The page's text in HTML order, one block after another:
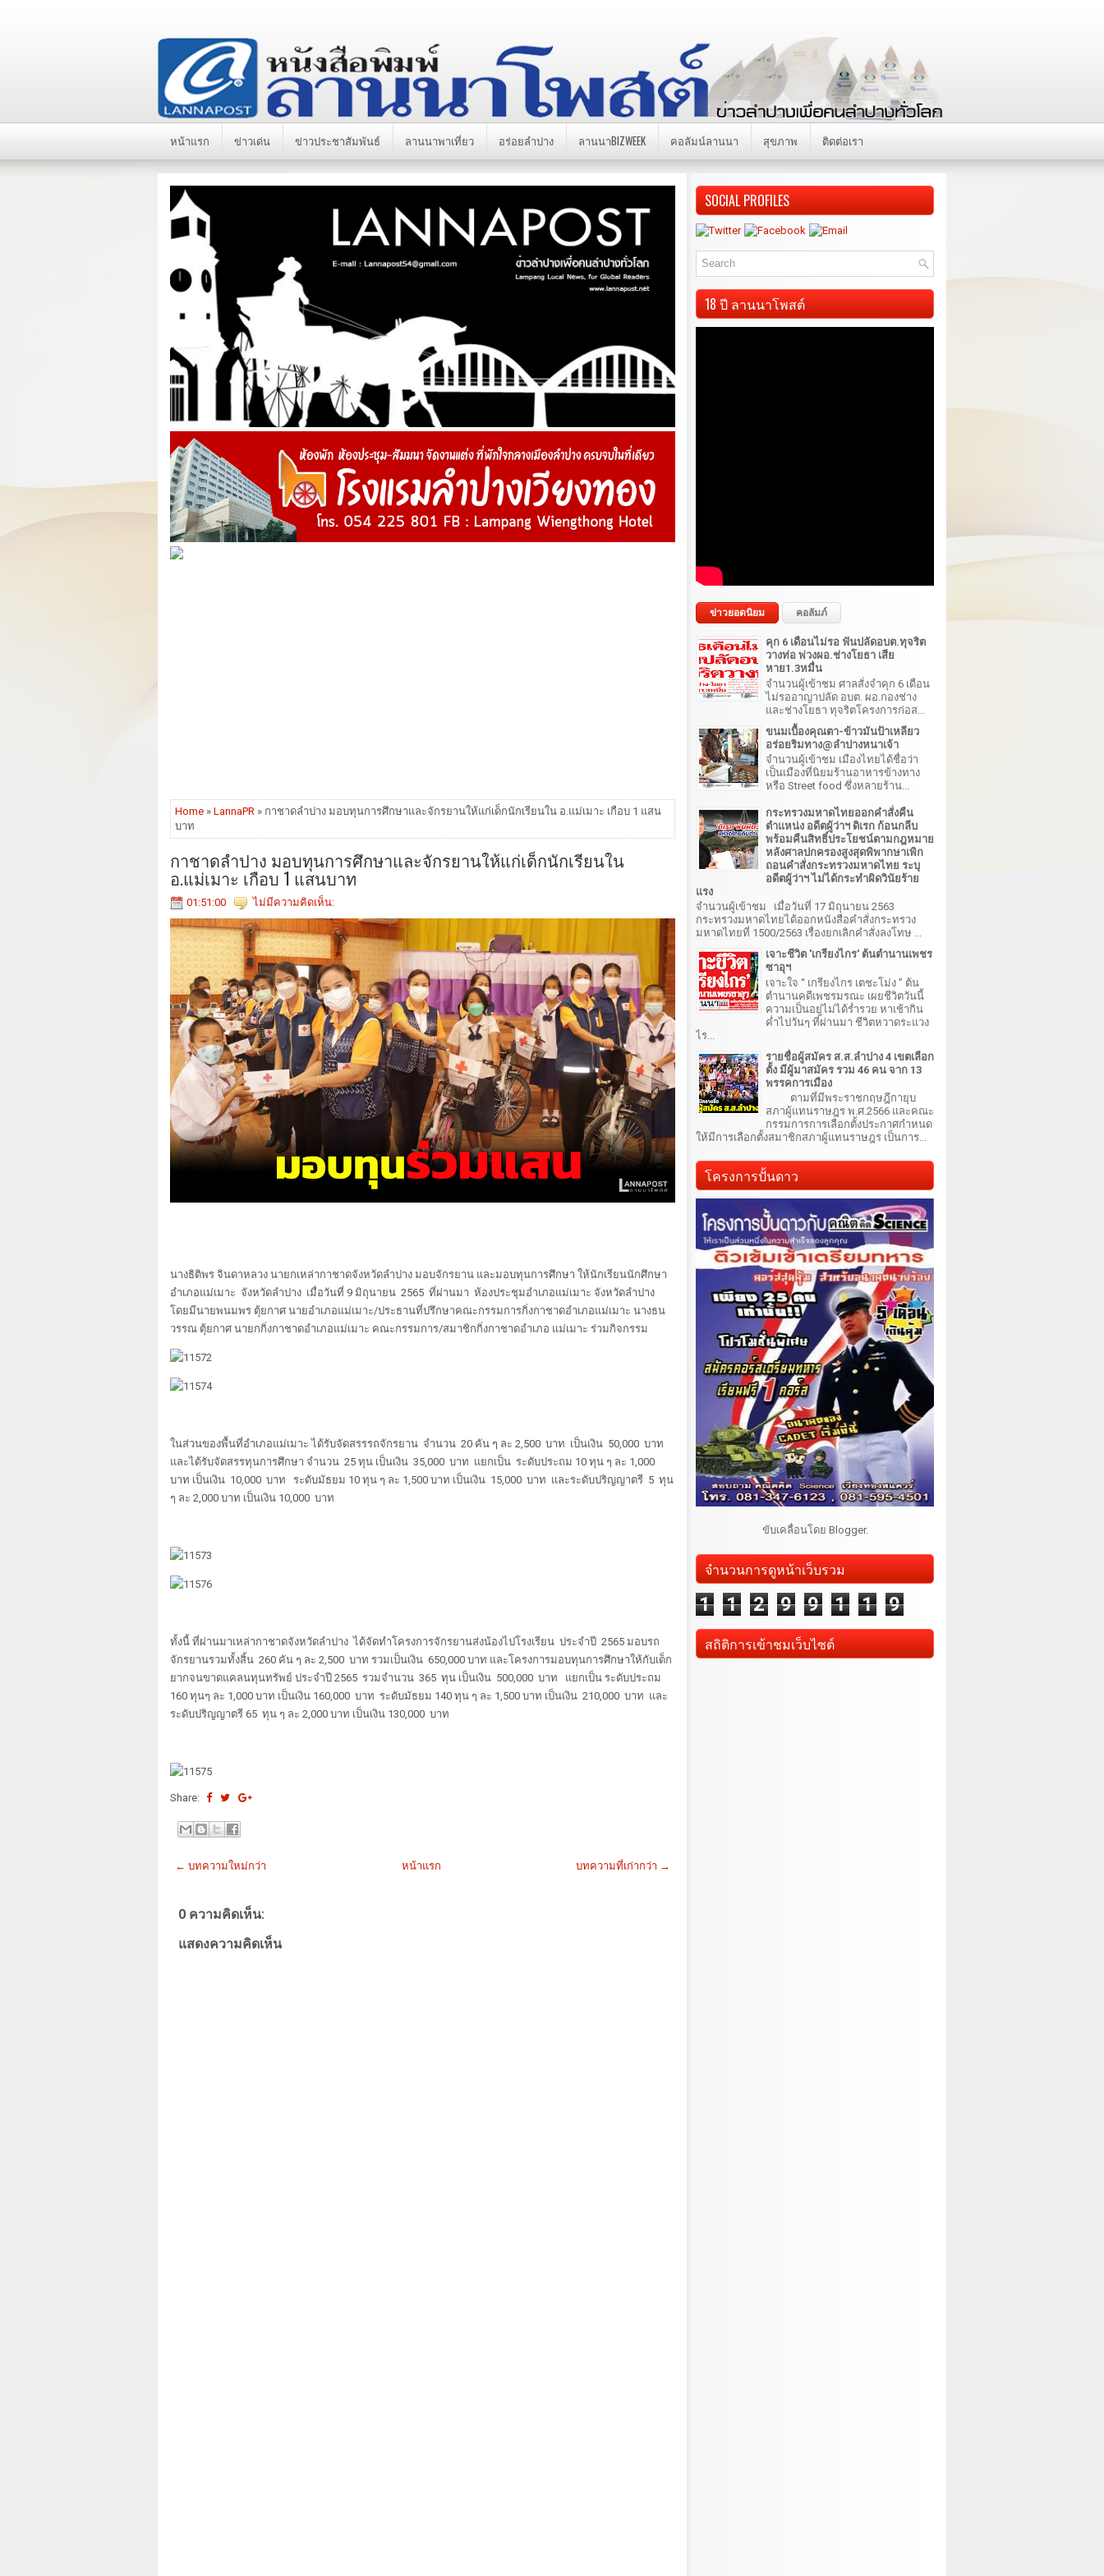
หน้าแรก ข่าวเด่น ข่าวประชาสัมพันธ์ ลานนาพาเที่ยว อร่อยลำปาง ลานนาBIZWEEK คอลัมน์ลานนา สุขภาพ ติดต่อเรา
Home » LannaPR » กาชาดลำปาง มอบทุนการศึกษาและจักรยานให้แก่เด็กนักเรียนใน อ.แม่เมาะ เกือบ 1 แสน
บาท
กาชาดลำปาง มอบทุนการศึกษาและจักรยานให้แก่เด็กนักเรียนใน
อ.แม่เมาะ เกือบ 1 แสนบาท
01:51:00 ไม่มีความคิดเห็น:
นางธิติพร จินดาหลวง นายกเหล่ากาชาดจังหวัดลำปาง มอบจักรยาน และมอบทุนการศึกษา ให้นักเรียนนักศึกษา
อำเภอแม่เมาะ จังหวัดลำปาง เมื่อวันที่ 9 มิถุนายน 2565 ที่ผ่านมา ห้องประชุมอำเภอแม่เมาะ จังหวัดลำปาง
โดยมีนายพนมพร ตุ้ยกาศ นายอำเภอแม่เมาะ/ประธานที่ปรึกษาคณะกรรมการกิ่งกาชาดอำเภอแม่เมาะ นางธน
วรรณ ตุ้ยกาศ นายกกิ่งกาชาดอำเภอแม่เมาะ คณะกรรมการ/สมาชิกกิ่งกาชาดอำเภอ แม่เมาะ ร่วมกิจกรรม
ในส่วนของพื้นที่อำเภอแม่เมาะ ได้รับจัดสรรรถจักรยาน จำนวน 20 คัน ๆ ละ 2,500 บาท เป็นเงิน 50,000 บาท
และได้รับจัดสรรทุนการศึกษา จำนวน 25 ทุน เป็นเงิน 35,000 บาท แยกเป็น ระดับประถม 10 ทุน ๆ ละ 1,000
บาท เป็นเงิน 10,000 บาท ระดับมัธยม 10 ทุน ๆ ละ 1,500 บาท เป็นเงิน 15,000 บาท และระดับปริญญาตรี 5 ทุน
ๆ ละ 2,000 บาท เป็นเงิน 10,000 บาท
ทั้งนี้ ที่ผ่านมาเหล่ากาชาดจังหวัดลำปาง ได้จัดทำโครงการจักรยานส่งน้องไปโรงเรียน ประจำปี 2565 มอบรถ
จักรยานรวมทั้งสิ้น 260 คัน ๆ ละ 2,500 บาท รวมเป็นเงิน 650,000 บาท และโครงการมอบทุนการศึกษาให้กับเด็ก
ยากจนขาดแคลนทุนทรัพย์ ประจำปี 2565 รวมจำนวน 365 ทุน เป็นเงิน 500,000 บาท แยกเป็น ระดับประถม
160 ทุนๆ ละ 1,000 บาท เป็นเงิน 160,000 บาท ระดับมัธยม 140 ทุน ๆ ละ 1,500 บาท เป็นเงิน 210,000 บาท และ
ระดับปริญญาตรี 65 ทุน ๆ ละ 2,000 บาท เป็นเงิน 130,000 บาท
Share:
← บทความใหม่กว่า บทความที่เก่ากว่า →
หน้าแรก
0 ความคิดเห็น:
แสดงความคิดเห็น
SOCIAL PROFILES
18 ปี ลานนาโพสต์
ข่าวยอดนิยม คอลัมภ์
คุก 6 เดือนไม่รอ ฟันปลัดอบต.ทุจริต
วางท่อ พ่วงผอ.ช่างโยธา เสีย
หาย1.3หมื่น
จำนวนผู้เข้าชม ศาลสั่งจำคุก 6 เดือน
ไม่รออาญาปลัด อบต. ผอ.กองช่าง
และช่างโยธา ทุจริตโครงการก่อส...
ขนมเบื้องคุณตา-ข้าวมันป้าเหลียว
อร่อยริมทาง@ลำปางหนาเจ้า
จำนวนผู้เข้าชม เมืองไทยได้ชื่อว่า
เป็นเมืองที่นิยมร้านอาหารข้างทาง
หรือ Street food ซึ่งหลายร้าน...
กระทรวงมหาดไทยออกคำสั่งคืน
ตำแหน่ง อดีตผู้ว่าฯ ดิเรก ก้อนกลีบ
พร้อมคืนสิทธิ์ประโยชน์ตามกฎหมาย
หลังศาลปกครองสูงสุดพิพากษาเพิก
ถอนคำสั่งกระทรวงมหาดไทย ระบุ
อดีตผู้ว่าฯ ไม่ได้กระทำผิดวินัยร้าย
แรง
จำนวนผู้เข้าชม เมื่อวันที่ 17 มิถุนายน 2563
กระทรวงมหาดไทยได้ออกหนังสือคำสั่งกระทรวง
มหาดไทยที่ 1500/2563 เรื่องยกเลิกคำสั่งลงโทษ ...
เจาะชีวิต 'เกรียงไกร' ต้นตำนานเพชร
ซาอุฯ
เจาะใจ “ เกรียงไกร เตชะโม่ง ” ต้น
ตำนานคดีเพชรมรณะ เผยชีวิตวันนี้
ความเป็นอยู่ไม่ได้ร่ำรวย หาเช้ากิน
ค่ำไปวันๆ ที่ผ่านมา ชีวิตหวาดระแวง
ไร...
รายชื่อผู้สมัคร ส.ส.ลำปาง 4 เขตเลือก
ตั้ง มีผู้มาสมัคร รวม 46 คน จาก 13
พรรคการเมือง
ตามที่มีพระราชกฤษฎีกายุบ
สภาผู้แทนราษฎร พ.ศ.2566 และคณะ
กรรมการการเลือกตั้งประกาศกำหนด
ให้มีการเลือกตั้งสมาชิกสภาผู้แทนราษฎร เป็นการ...
โครงการปั้นดาว
ขับเคลื่อนโดย Blogger.
จำนวนการดูหน้าเว็บรวม
1 1 2 9 9 1 1 9
สถิติการเข้าชมเว็บไซต์